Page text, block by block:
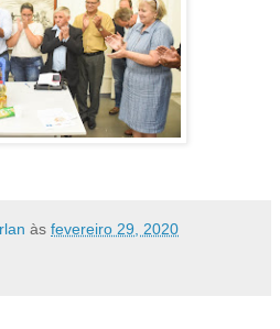
às fevereiro 29, 2020